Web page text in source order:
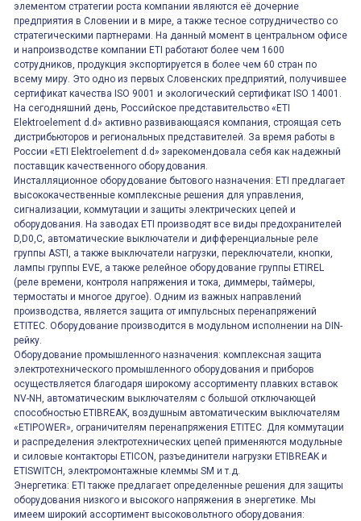
элементом стратегии роста компании являются её дочерние
предприятия в Словении и в мире, а также тесное сотрудничество со
стратегическими партнерами. На данный момент в центральном офисе
и напроизводстве компании ETI работают более чем 1600
сотрудников, продукция экспортируется в более чем 60 стран по
всему миру. Это одно из первых Словенских предприятий, получившее
сертификат качества ISO 9001 и экологический сертификат ISO 14001.
На сегодняшний день, Российское представительство «ETI
Elektroelement d.d» активно развивающаяся компания, строящая сеть
дистрибьюторов и региональных представителей. За время работы в
России «ETI Elektroelement d.d» зарекомендовала себя как надежный
поставщик качественного оборудования.
Инсталляционное оборудование бытового назначения: ETI предлагает
высококачественные комплексные решения для управления,
сигнализации, коммутации и защиты электрических цепей и
оборудования. На заводах ETI производят все виды предохранителей
D,D0,C, автоматические выключатели и дифференциальные реле
группы ASTI, а также выключатели нагрузки, переключатели, кнопки,
лампы группы EVE, а также релейное оборудование группы ETIREL
(реле времени, контроля напряжения и тока, диммеры, таймеры,
термостаты и многое другое). Одним из важных направлений
производства, является защита от импульсных перенапряжений
ETITEC. Оборудование производится в модульном исполнении на DIN-
рейку.
Оборудование промышленного назначения: комплексная защита
электротехнического промышленного оборудования и приборов
осуществляется благодаря широкому ассортименту плавких вставок
NV-NH, автоматическим выключателям с большой отключающей
способностью ETIBREAK, воздушным автоматическим выключателям
«ETIPOWER», ограничителям перенапряжения ETITEC. Для коммутации
и распределения электротехнических цепей применяются модульные
и силовые контакторы ETICON, разъединители нагрузки ETIBREAK и
ETISWITCH, электромонтажные клеммы SM и т.д.
Энергетика: ETI также предлагает определенные решения для защиты
оборудования низкого и высокого напряжения в энергетике. Мы
имеем широкий ассортимент высоковольтного оборудования: